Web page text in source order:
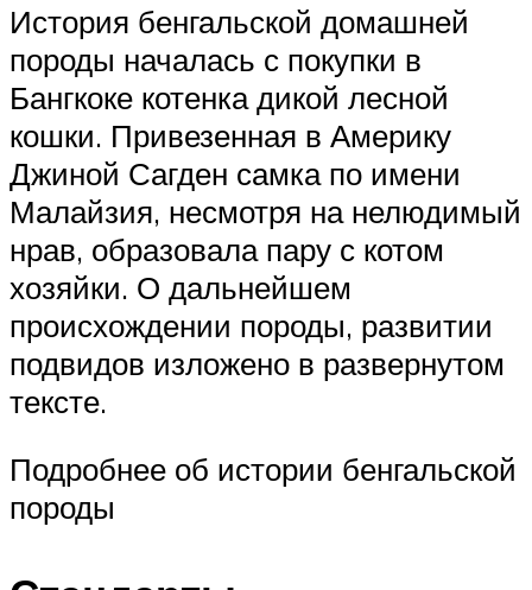
История бенгальской домашней
породы началась с покупки в
Бангкоке котенка дикой лесной
кошки. Привезенная в Америку
Джиной Сагден самка по имени
Малайзия, несмотря на нелюдимый
нрав, образовала пару с котом
хозяйки. О дальнейшем
происхождении породы, развитии
подвидов изложено в развернутом
тексте.
Подробнее об истории бенгальской
породы